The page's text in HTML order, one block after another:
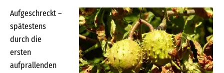
Aufgeschreckt –
spätestens
durch die
ersten
aufprallenden